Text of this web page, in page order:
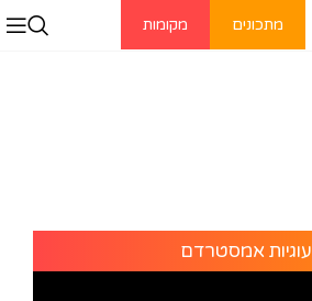
מתכונים מקומות
עוגיות אמסטרדם